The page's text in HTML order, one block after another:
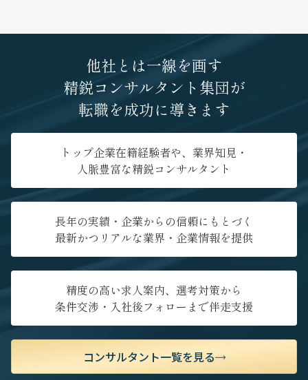
他社とは一線を画す
精鋭コンサルタント集団が
転職を成功に導きます
トップ企業在籍経験者や、業界知見・
人脈豊富な精鋭コンサルタント
長年の実績・企業からの信頼にもとづく
最新かつリアルな業界・企業情報を提供
精度の高い求人案内、選考対策から
条件交渉・入社後フォローまで伴走支援
コンサルタント一覧を見る